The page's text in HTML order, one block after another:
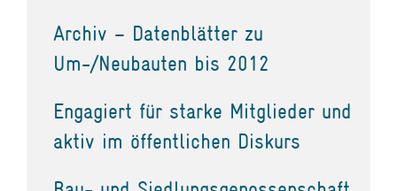
Archiv – Datenblätter zu
Um-/Neubauten bis 2012
Engagiert für starke Mitglieder und
aktiv im öffentlichen Diskurs